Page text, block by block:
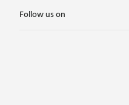
Follow us on